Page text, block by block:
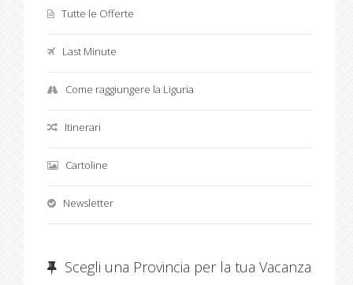
Tutte le Offerte
Last Minute
Come raggiungere la Liguria
Itinerari
Cartoline
Newsletter
Scegli una Provincia per la tua Vacanza